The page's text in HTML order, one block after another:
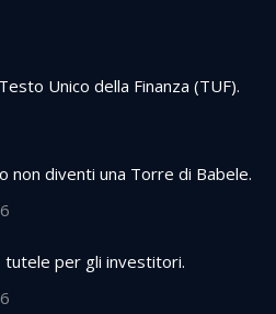
Unico della Finanza (TUF).
non diventi una Torre di Babele.
tutele per gli investitori.